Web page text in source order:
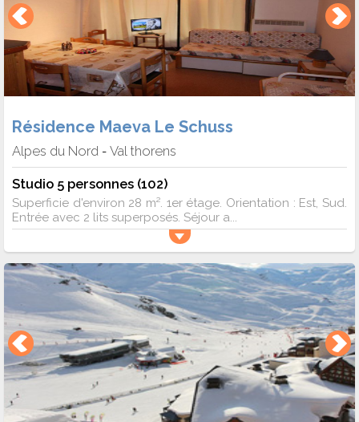
Résidence Maeva Le Schuss
Alpes du Nord - Val thorens
Studio 5 personnes (102)
Superficie d'environ 28 m². 1er étage. Orientation : Est, Sud.
Entrée avec 2 lits superposés. Séjour a...